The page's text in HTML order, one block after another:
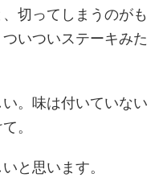
切ってしまうのがも
いついステーキみた
。味は付いていない
。
と思います。